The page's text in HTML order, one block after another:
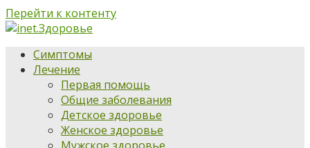
Перейти к контенту
Симптомы
Лечение
Первая помощь
Общие заболевания
Детское здоровье
Женское здоровье